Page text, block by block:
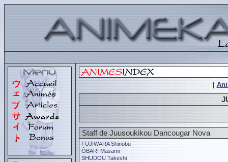
[
Staff de Juusoukikou Dancougar Nova
FUJIWARA Shinobu
ÔBARI Masami
SHUDOU Takeshi